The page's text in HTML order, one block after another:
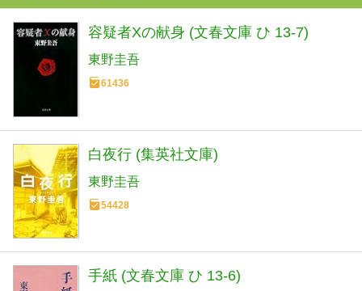
容疑者Xの献身 (文春文庫 ひ 13-7)
東野圭吾
61436
白夜行 (集英社文庫)
東野圭吾
54428
手紙 (文春文庫 ひ 13-6)